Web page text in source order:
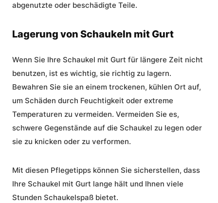
abgenutzte oder beschädigte Teile.
Lagerung von Schaukeln mit Gurt
Wenn Sie Ihre Schaukel mit Gurt für längere Zeit nicht
benutzen, ist es wichtig, sie richtig zu lagern.
Bewahren Sie sie an einem trockenen, kühlen Ort auf,
um Schäden durch Feuchtigkeit oder extreme
Temperaturen zu vermeiden. Vermeiden Sie es,
schwere Gegenstände auf die Schaukel zu legen oder
sie zu knicken oder zu verformen.
Mit diesen Pflegetipps können Sie sicherstellen, dass
Ihre Schaukel mit Gurt lange hält und Ihnen viele
Stunden Schaukelspaß bietet.